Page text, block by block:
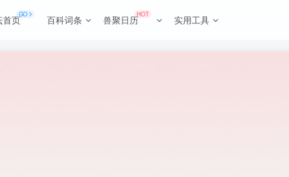
首页GO 百科词条 兽聚日历HOT 实用工具